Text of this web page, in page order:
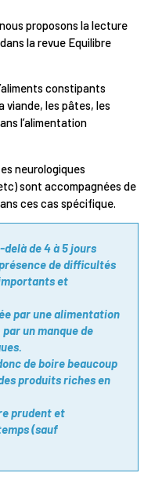
proposons la lecture
la revue Equilibre
constipants
viande, les pâtes, les
l’alimentation
neurologiques
sont accompagnées de
ces cas spécifique.
de 4 à 5 jours
de difficultés
et
par une alimentation
un manque de
de boire beaucoup
produits riches en
prudent et
(sauf